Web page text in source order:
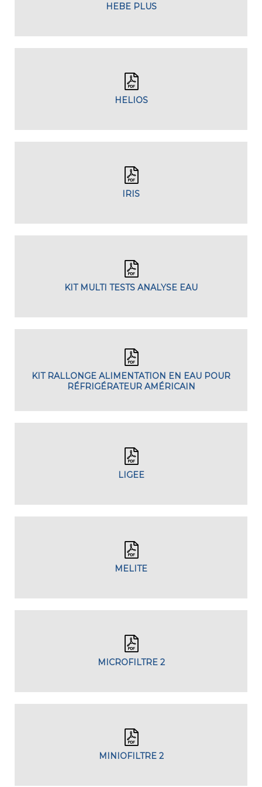
HEBE PLUS
HELIOS
IRIS
KIT MULTI TESTS ANALYSE EAU
KIT RALLONGE ALIMENTATION EN EAU POUR
RÉFRIGÉRATEUR AMÉRICAIN
LIGEE
MELITE
MICROFILTRE 2
MINIOFILTRE 2